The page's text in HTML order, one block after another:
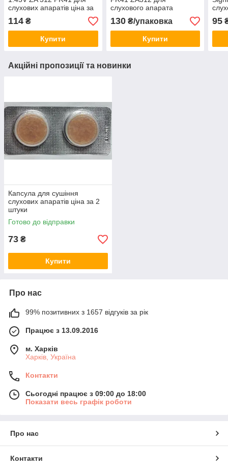
слухових апаратів ціна за
блістер (8 шт.)
114 ₴
Купити
слухового апарата
130₴/упаковка
Купити
95
Акційні пропозиції та новинки
Капсула для сушіння
слухових апаратів ціна за 2
штуки
Готово до відправки
73 ₴
Купити
Про нас
99% позитивних з 1657 відгуків за рік
Працює з 13.09.2016
м. Харків
Харків, Україна
Контакти
Сьогодні працює з 09:00 до 18:00
Показати весь графік роботи
Про нас
Контакти